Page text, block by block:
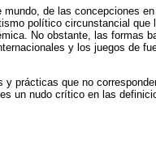
de las concepciones
político circunstancial que
No obstante, las formas
y los juegos de
prácticas que no
un nudo crítico en las